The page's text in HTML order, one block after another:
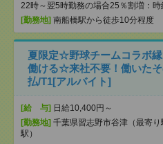
22時～翌5時勤務の場合25％割増：時
[勤務地] 南船橋駅から徒歩10分程度
夏限定☆野球チームコラボ
働ける☆来社不要！働いた
払/T1[アルバイト]
[給 与] 日給10,400円～
[勤務地] 千葉県習志野市谷津（最寄り
駅）